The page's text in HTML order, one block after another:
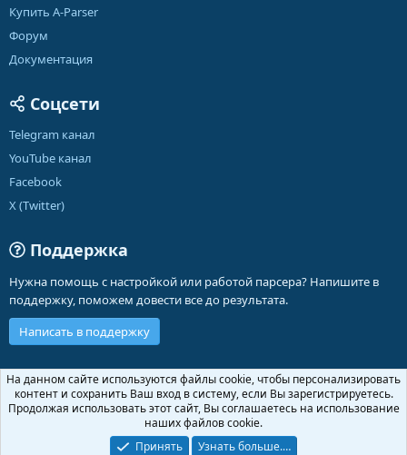
Купить A-Parser
Форум
Документация
Соцсети
Telegram канал
YouTube канал
Facebook
X (Twitter)
Поддержка
Нужна помощь с настройкой или работой парсера? Напишите в
поддержку, поможем довести все до результата.
Написать в поддержку
Russian (RU)
Обратная связь
Условия и правила
Политика конфиденциальности
Помощь
Community platform by XenForo ® © 2010-2026 XenForo Ltd.
На данном сайте используются файлы cookie, чтобы персонализировать
контент и сохранить Ваш вход в систему, если Вы зарегистрируетесь.
Продолжая использовать этот сайт, Вы соглашаетесь на использование
наших файлов cookie.
Принять
Узнать больше.…